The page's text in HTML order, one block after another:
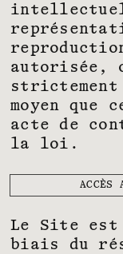
autorisée,
moyen que
acte de
la loi.
ACCÈS
Le Site est
biais du